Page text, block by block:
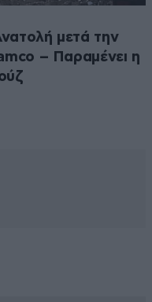
μετά την
– Παραμένει η